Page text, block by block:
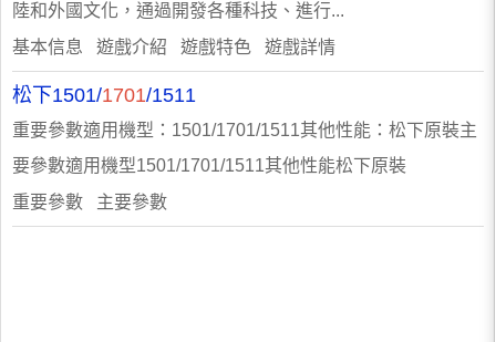
陸和外國文化，通過開發各種科技、進行...
基本信息 遊戲介紹 遊戲特色 遊戲詳情
松下1501/1701/1511
重要參數適用機型：1501/1701/1511其他性能：松下原裝主
要參數適用機型1501/1701/1511其他性能松下原裝
重要參數 主要參數